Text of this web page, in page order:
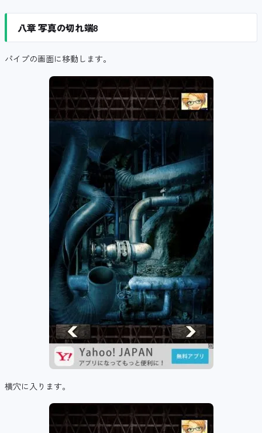
八章 写真の切れ端8
パイプの画面に移動します。
横穴に入ります。